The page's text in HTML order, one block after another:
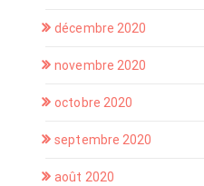
décembre 2020
novembre 2020
octobre 2020
septembre 2020
août 2020